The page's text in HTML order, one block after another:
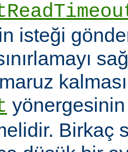
isteği
Birkaç